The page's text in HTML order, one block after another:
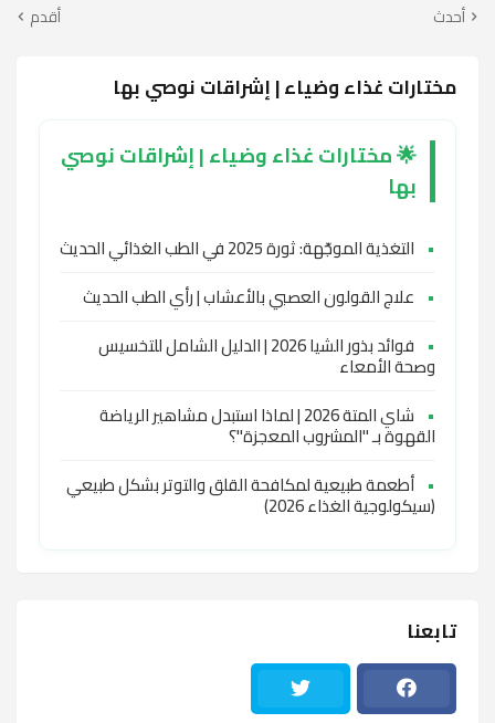
أحدث أقدم
مختارات غذاء وضياء | إشراقات نوصي بها
🌟 مختارات غذاء وضياء | إشراقات نوصي
بها
• التغذية الموجّهة: ثورة 2025 في الطب الغذائي الحديث
• علاج القولون العصبي بالأعشاب | رأي الطب الحديث
•
فوائد بذور الشيا 2026 | الدليل الشامل للتخسيس
وصحة الأمعاء
•
شاي المتة 2026 | لماذا استبدل مشاهير الرياضة
القهوة بـ "المشروب المعجزة"؟
• أطعمة طبيعية لمكافحة القلق والتوتر بشكل طبيعي
(سيكولوجية الغذاء 2026)
تابعنا